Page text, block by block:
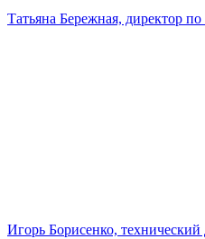
Татьяна Бережная, директор
Игорь Борисенко,